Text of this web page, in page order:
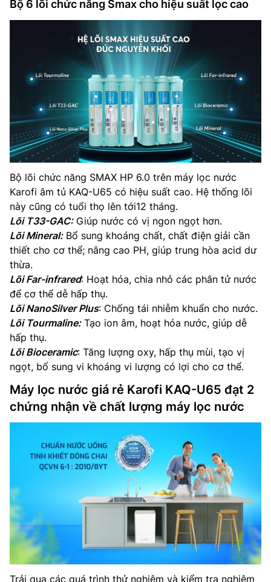
Bộ 6 lõi chức năng Smax cho hiệu suất lọc cao
Bộ lõi chức năng SMAX HP 6.0 trên máy lọc nước
Karofi âm tủ KAQ-U65 có hiệu suất cao. Hệ thống lõi
này cũng có tuổi thọ lên tới12 tháng.
Lõi T33-GAC:Giúp nước có vị ngon ngọt hơn.
Lõi Mineral:Bổ sung khoáng chất, chất điện giải cần
thiết cho cơ thể; nâng cao PH, giúp trung hòa acid dư
thừa.
Lõi Far-infrared: Hoạt hóa, chia nhỏ các phân tử nước
để cơ thể dễ hấp thụ.
Lõi NanoSilver Plus: Chống tái nhiễm khuẩn cho nước.
Lõi Tourmaline:Tạo ion âm, hoạt hóa nước, giúp dễ
hấp thụ.
Lõi Bioceramic: Tăng lượng oxy, hấp thụ mùi, tạo vị
ngọt, bổ sung vi khoáng vi lượng có lợi cho cơ thể.
Máy lọc nước giá rẻ Karofi KAQ-U65 đạt 2
chứng nhận về chất lượng máy lọc nước
Trải qua các quá trình thử nghiệm và kiểm tra nghiêm